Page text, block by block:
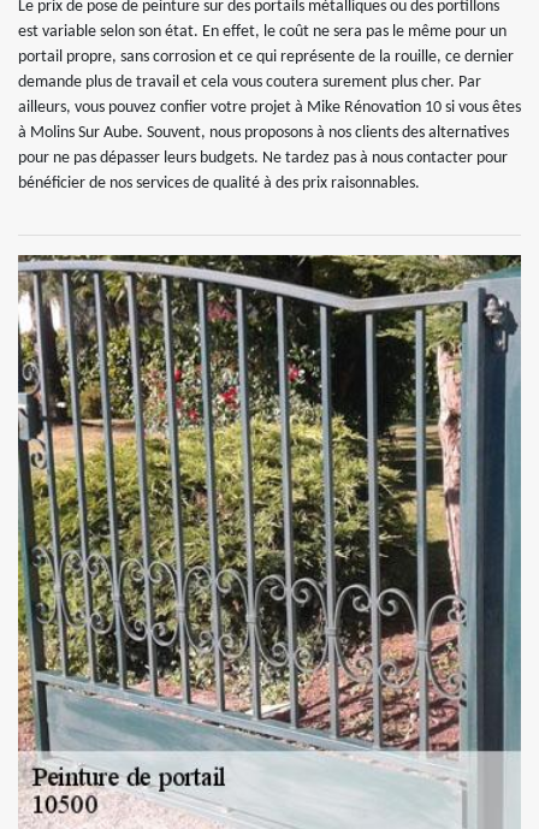
Le prix de pose de peinture sur des portails métalliques ou des portillons
est variable selon son état. En effet, le coût ne sera pas le même pour un
portail propre, sans corrosion et ce qui représente de la rouille, ce dernier
demande plus de travail et cela vous coutera surement plus cher. Par
ailleurs, vous pouvez confier votre projet à Mike Rénovation 10 si vous êtes
à Molins Sur Aube. Souvent, nous proposons à nos clients des alternatives
pour ne pas dépasser leurs budgets. Ne tardez pas à nous contacter pour
bénéficier de nos services de qualité à des prix raisonnables.